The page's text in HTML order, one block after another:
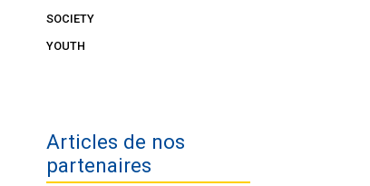
SOCIETY
YOUTH
Articles de nos
partenaires